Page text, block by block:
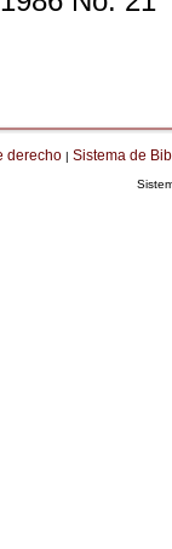
derecho | Sistema de